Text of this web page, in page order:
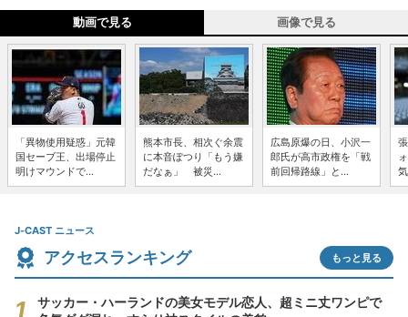
動画で見る 画像で見る
「異物使用疑惑」元韓
国セーブ王、出場停止
明けマウンドで...
熊本市長、相次ぐ余震
に本音ぽつり「もう嫌
だなぁ」 被災...
広島原爆の日、小沢一
郎氏が高市政権を「戦
前回帰路線」と...
J-CAST ニュース
アクセスランキング もっと見る
サッカー・ハーランドの美女モデル恋人、超ミニ丈ワンピで